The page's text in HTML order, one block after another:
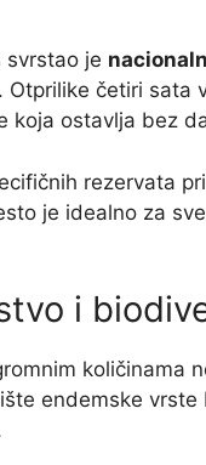
svrstao je
četiri sata
koja ostavlja bez
rezervata
je idealno za
i
količinama
endemske